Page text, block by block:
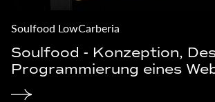
Soulfood LowCarberia
Soulfood - Konzeption,
Programmierung eines